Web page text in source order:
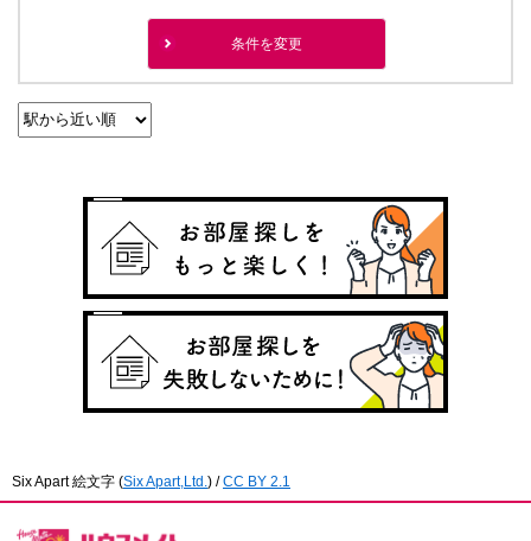
条件を変更
Six Apart 絵文字 (Six Apart,Ltd. ) /CC BY 2.1